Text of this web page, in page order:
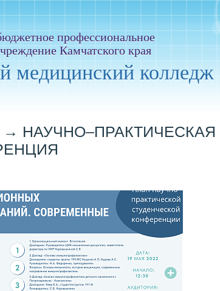
профессиональное
Камчатского края
медицинский колледж
→